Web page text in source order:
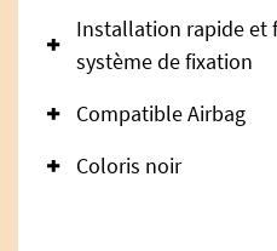
Installation rapide et
système de fixation
Compatible Airbag
Coloris noir